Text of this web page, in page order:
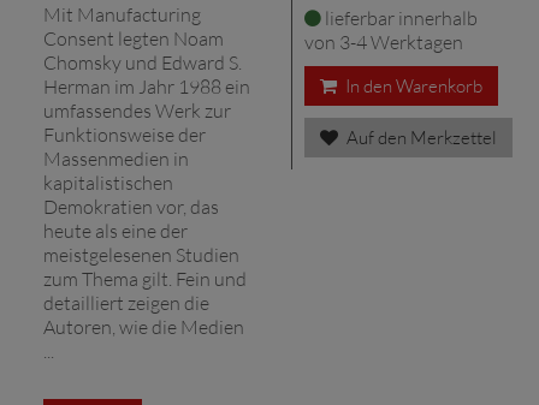
Mit Manufacturing
Consent legten Noam
Chomsky und Edward S.
Herman im Jahr 1988 ein
umfassendes Werk zur
Funktionsweise der
Massenmedien in
kapitalistischen
Demokratien vor, das
heute als eine der
meistgelesenen Studien
zum Thema gilt. Fein und
detailliert zeigen die
Autoren, wie die Medien
lieferbar innerhalb
von 3-4 Werktagen
In den Warenkorb
Auf den Merkzettel